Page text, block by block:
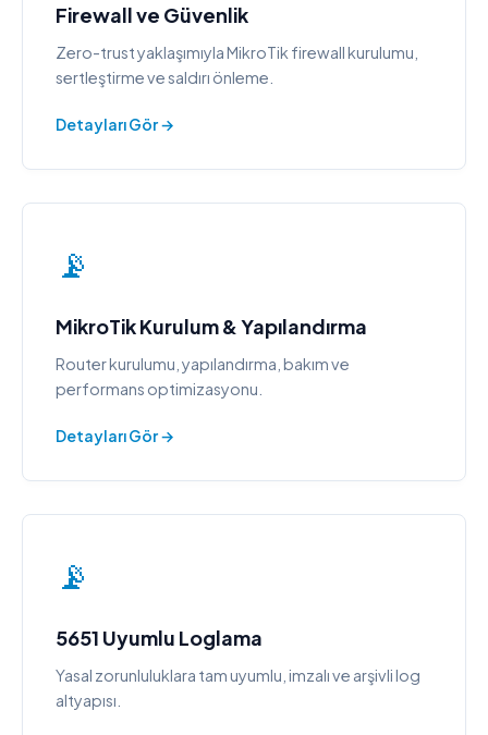
Firewall ve Güvenlik
Zero-trust yaklaşımıyla MikroTik firewall kurulumu,
sertleştirme ve saldırı önleme.
Detayları Gör →
📡
MikroTik Kurulum & Yapılandırma
Router kurulumu, yapılandırma, bakım ve
performans optimizasyonu.
Detayları Gör →
📡
5651 Uyumlu Loglama
Yasal zorunluluklara tam uyumlu, imzalı ve arşivli log
altyapısı.